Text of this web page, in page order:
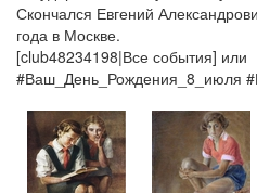
Скончался Евгений
года в Москве.
[club48234198|Все события] или
#Ваш_День_Рождения_8_июля